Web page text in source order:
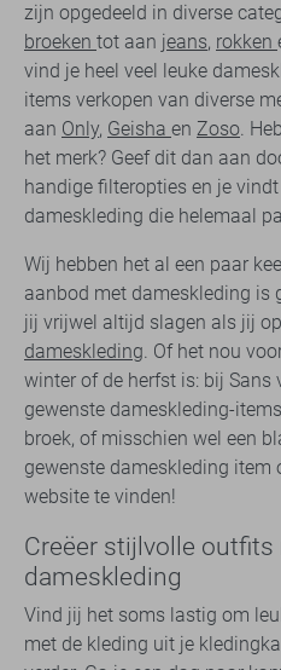
zijn opgedeeld in diverse
broeken tot aan jeans, rokken
vind je heel veel leuke
items verkopen van diverse
aan Only, Geisha en Zoso.
het merk? Geef dit dan aan
handige filteropties en je
dameskleding die helemaal
Wij hebben het al een paar
aanbod met dameskleding is
jij vrijwel altijd slagen als jij
dameskleding. Of het nou
winter of de herfst is: bij
gewenste dameskleding-
broek, of misschien wel een
gewenste dameskleding item
website te vinden!
Creëer stijlvolle outfits
dameskleding
Vind jij het soms lastig om
met de kleding uit je